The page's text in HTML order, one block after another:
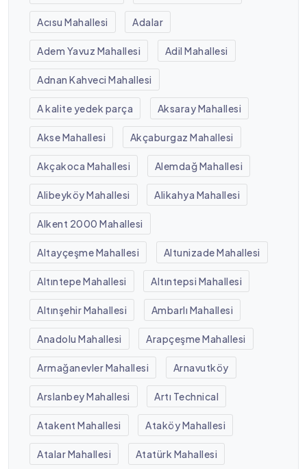
Acısu Mahallesi Adalar
Adem Yavuz Mahallesi Adil Mahallesi
Adnan Kahveci Mahallesi
A kalite yedek parça Aksaray Mahallesi
Akse Mahallesi Akçaburgaz Mahallesi
Akçakoca Mahallesi Alemdağ Mahallesi
Alibeyköy Mahallesi Alikahya Mahallesi
Alkent 2000 Mahallesi
Altayçeşme Mahallesi Altunizade Mahallesi
Altıntepe Mahallesi Altıntepsi Mahallesi
Altınşehir Mahallesi Ambarlı Mahallesi
Anadolu Mahallesi Arapçeşme Mahallesi
Armağanevler Mahallesi Arnavutköy
Arslanbey Mahallesi Artı Technical
Atakent Mahallesi Ataköy Mahallesi
Atalar Mahallesi Atatürk Mahallesi